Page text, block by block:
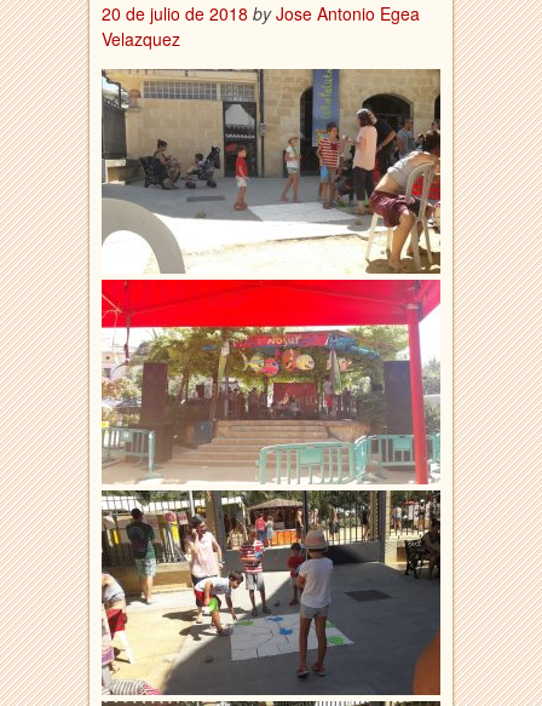
20 de julio de 2018 by Jose Antonio Egea
Velazquez